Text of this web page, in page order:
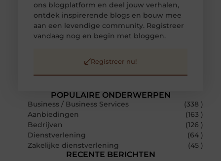
POPULAIRE ONDERWERPEN
Business / Business Services
(338 )
Aanbiedingen
(163 )
Bedrijven
(126 )
Dienstverlening
(64 )
Zakelijke dienstverlening
(45 )
RECENTE BERICHTEN
ons blogplatform en deel jouw verhalen,
ontdek inspirerende blogs en bouw mee
aan een levendige community. Registreer
vandaag nog en begin met bloggen.
Registreer nu!